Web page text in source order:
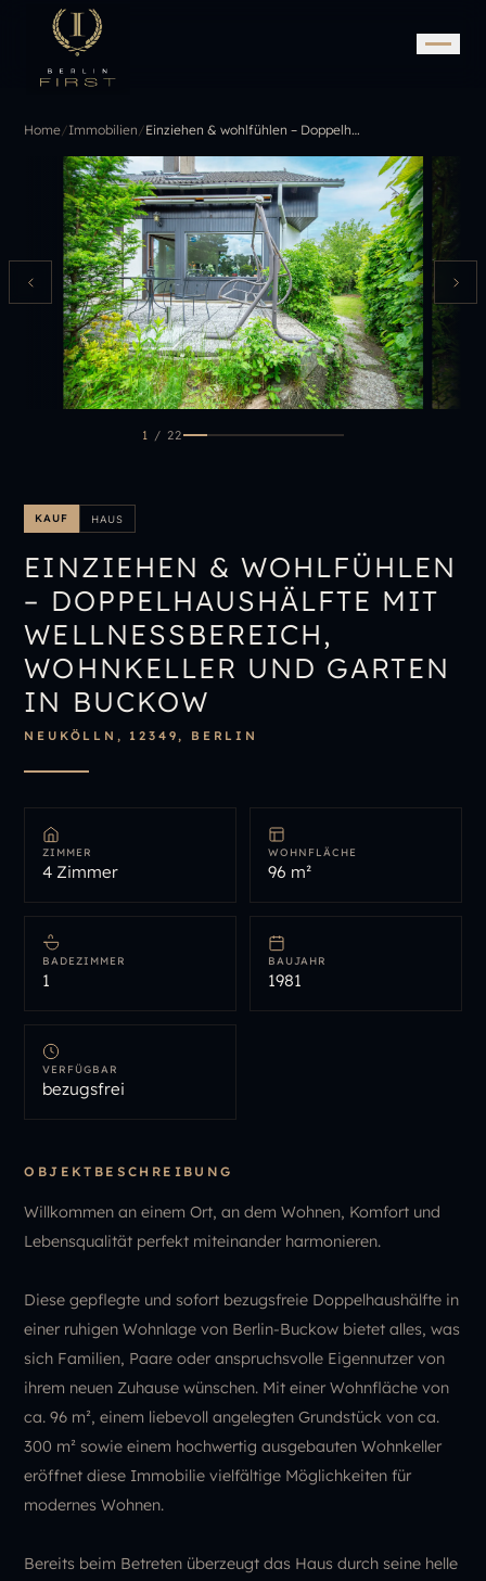
IMMOBILIE BEWERTEN
Home/Immobilien/ Einziehen & wohlfühlen – Doppelhaushälfte mit Wellnessbereich, Wohnkeller und Garten in Buckow
1 / 22
KAUF HAUS
EINZIEHEN & WOHLFÜHLEN
– DOPPELHAUSHÄLFTE MIT
WELLNESSBEREICH,
WOHNKELLER UND GARTEN
IN BUCKOW
NEUKÖLLN, 12349, BERLIN
ZIMMER
4 Zimmer
WOHNFLÄCHE
96 m²
BADEZIMMER
1
BAUJAHR
1981
VERFÜGBAR
bezugsfrei
OBJEKTBESCHREIBUNG
Willkommen an einem Ort, an dem Wohnen, Komfort und
Lebensqualität perfekt miteinander harmonieren.
Diese gepflegte und sofort bezugsfreie Doppelhaushälfte in
einer ruhigen Wohnlage von Berlin-Buckow bietet alles, was
sich Familien, Paare oder anspruchsvolle Eigennutzer von
ihrem neuen Zuhause wünschen. Mit einer Wohnfläche von
ca. 96 m², einem liebevoll angelegten Grundstück von ca.
300 m² sowie einem hochwertig ausgebauten Wohnkeller
eröffnet diese Immobilie vielfältige Möglichkeiten für
modernes Wohnen.
Bereits beim Betreten überzeugt das Haus durch seine helle